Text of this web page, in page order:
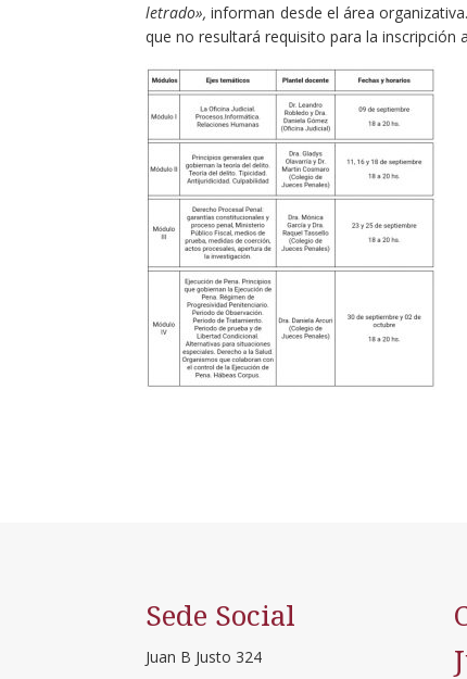
letrado»,informan desde el área
que no resultará requisito para la inscripción
Sede Social
Juan B Justo 324